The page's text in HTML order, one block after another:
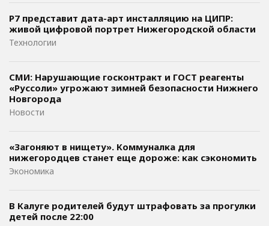
Р7 представит дата-арт инсталляцию на ЦИПР:
живой цифровой портрет Нижегородской области
Технологии
СМИ: Нарушающие госконтракт и ГОСТ реагенты
«Руссоли» угрожают зимней безопасности Нижнего
Новгорода
Новости
«Загоняют в нищету». Коммуналка для
нижегородцев станет еще дороже: как сэкономить
Экономика
В Калуге родителей будут штрафовать за прогулки
детей после 22:00